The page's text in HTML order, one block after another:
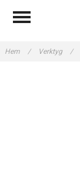
Hem / Verktyg /